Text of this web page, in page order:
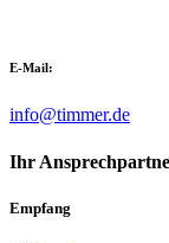
E-Mail:
info@timmer.de
Ihr
Empfang